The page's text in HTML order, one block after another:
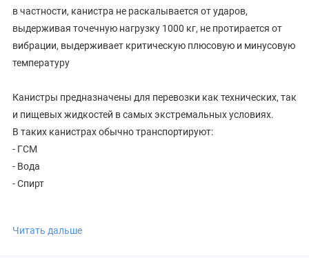
в частности, канистра не раскалывается от ударов,
выдерживая точечную нагрузку 1000 кг, не протирается от
вибрации, выдерживает критическую плюсовую и минусовую
температуру
Канистры предназначены для перевозки как технических, так
и пищевых жидкостей в самых экстремальных условиях.
В таких канистрах обычно транспортируют:
- ГСМ
- Вода
- Спирт
позволяет брать её из любого положения и не марать при
Читать дальше